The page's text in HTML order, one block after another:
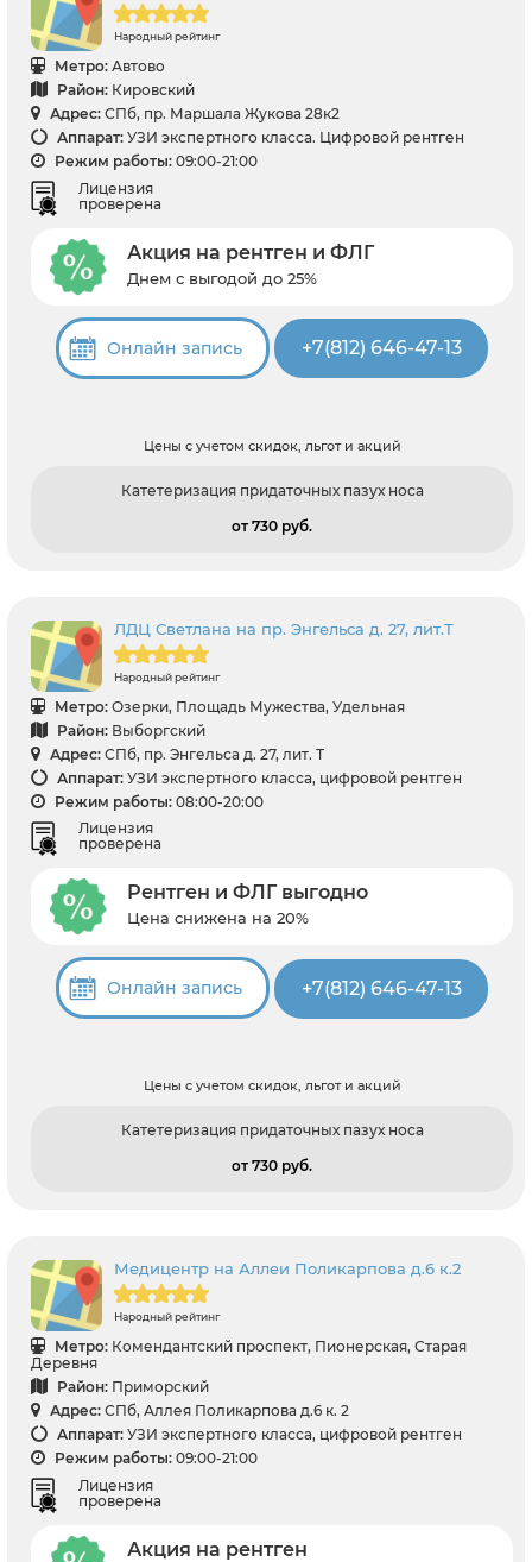
Народный рейтинг
Метро: Автово
Район: Кировский
Адрес: СПб, пр. Маршала Жукова 28к2
Аппарат: УЗИ экспертного класса. Цифровой рентген
Режим работы: 09:00-21:00
Лицензия
проверена
Акция на рентген и ФЛГ
Днем с выгодой до 25%
Онлайн запись +7(812) 646-47-13
Цены с учетом скидок, льгот и акций
Катетеризация придаточных пазух носа
от 730 pуб.
ЛДЦ Светлана на пр. Энгельса д. 27, лит.Т
Народный рейтинг
Метро: Озерки, Площадь Мужества, Удельная
Район: Выборгский
Адрес: СПб, пр. Энгельса д. 27, лит. Т
Аппарат: УЗИ экспертного класса, цифровой рентген
Режим работы: 08:00-20:00
Лицензия
проверена
Рентген и ФЛГ выгодно
Цена снижена на 20%
Онлайн запись +7(812) 646-47-13
Цены с учетом скидок, льгот и акций
Катетеризация придаточных пазух носа
от 730 pуб.
Медицентр на Аллеи Поликарпова д.6 к.2
Народный рейтинг
Метро: Комендантский проспект, Пионерская, Старая
Деревня
Район: Приморский
Адрес: СПб, Аллея Поликарпова д.6 к. 2
Аппарат: УЗИ экспертного класса, цифровой рентген
Режим работы: 09:00-21:00
Лицензия
проверена
Акция на рентген